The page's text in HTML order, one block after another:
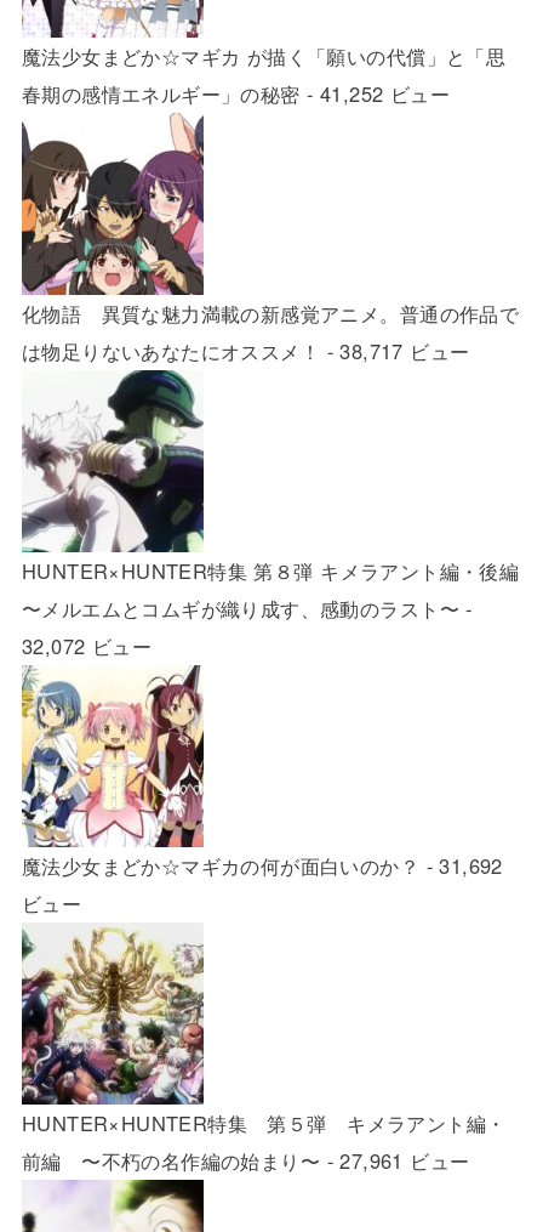
魔法少女まどか☆マギカ が描く「願いの代償」と「思
春期の感情エネルギー」の秘密 - 41,252 ビュー
化物語 異質な魅力満載の新感覚アニメ。普通の作品で
は物足りないあなたにオススメ！ - 38,717 ビュー
HUNTER×HUNTER特集 第８弾 キメラアント編・後編
〜メルエムとコムギが織り成す、感動のラスト〜 -
32,072 ビュー
魔法少女まどか☆マギカの何が面白いのか？ - 31,692
ビュー
HUNTER×HUNTER特集 第５弾 キメラアント編・
前編 〜不朽の名作編の始まり〜 - 27,961 ビュー